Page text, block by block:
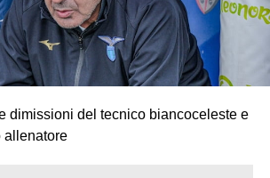
dimissioni del tecnico biancoceleste e
allenatore